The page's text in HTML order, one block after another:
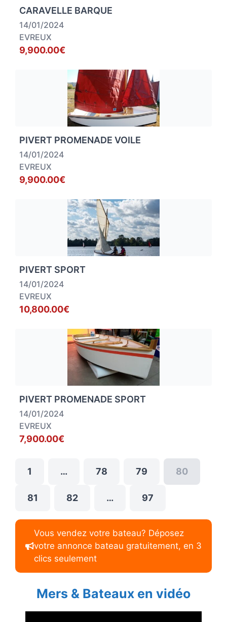
CARAVELLE BARQUE
14/01/2024
EVREUX
9,900.00€
PIVERT PROMENADE VOILE
14/01/2024
EVREUX
9,900.00€
PIVERT SPORT
14/01/2024
EVREUX
10,800.00€
PIVERT PROMENADE SPORT
14/01/2024
EVREUX
7,900.00€
1 … 78 79 80
81 82 … 97
Vous vendez votre bateau? Déposez
votre annonce bateau gratuitement, en 3
clics seulement
Mers & Bateaux en vidéo